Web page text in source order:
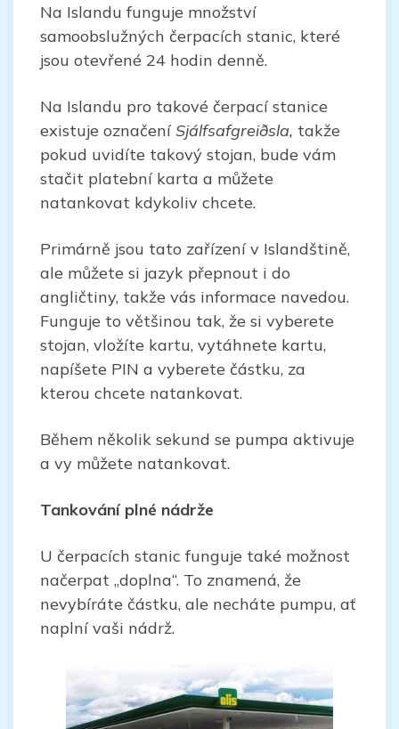
Na Islandu funguje množství
samoobslužných čerpacích stanic, které
jsou otevřené 24 hodin denně.
Na Islandu pro takové čerpací stanice
existuje označení Sjálfsafgreiðsla, takže
pokud uvidíte takový stojan, bude vám
stačit platební karta a můžete
natankovat kdykoliv chcete.
Primárně jsou tato zařízení v Islandštině,
ale můžete si jazyk přepnout i do
angličtiny, takže vás informace navedou.
Funguje to většinou tak, že si vyberete
stojan, vložíte kartu, vytáhnete kartu,
napíšete PIN a vyberete částku, za
kterou chcete natankovat.
Během několik sekund se pumpa aktivuje
a vy můžete natankovat.
Tankování plné nádrže
U čerpacích stanic funguje také možnost
načerpat „doplna“. To znamená, že
nevybíráte částku, ale necháte pumpu, ať
naplní vaši nádrž.